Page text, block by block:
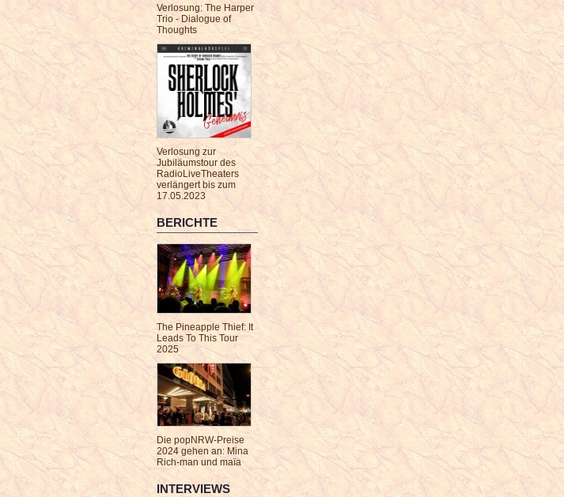
Verlosung: The Harper
Trio - Dialogue of
Thoughts
Verlosung zur
Jubiläumstour des
RadioLiveTheaters
verlängert bis zum
17.05.2023
BERICHTE
The Pineapple Thief: It
Leads To This Tour
2025
Die popNRW-Preise
2024 gehen an: Mina
Rich-man und maïa
INTERVIEWS